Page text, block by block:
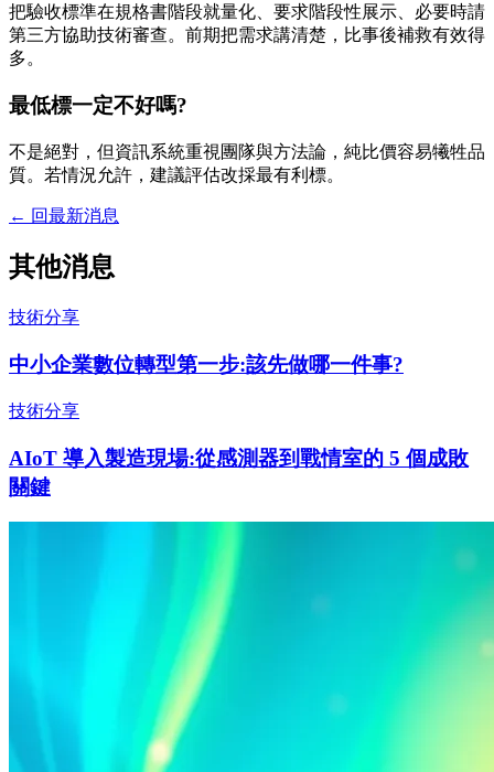
把驗收標準在規格書階段就量化、要求階段性展示、必要時請
第三方協助技術審查。前期把需求講清楚，比事後補救有效得
多。
最低標一定不好嗎?
不是絕對，但資訊系統重視團隊與方法論，純比價容易犧牲品
質。若情況允許，建議評估改採最有利標。
← 回最新消息
其他消息
技術分享
中小企業數位轉型第一步:該先做哪一件事?
技術分享
AIoT 導入製造現場:從感測器到戰情室的 5 個成敗
關鍵